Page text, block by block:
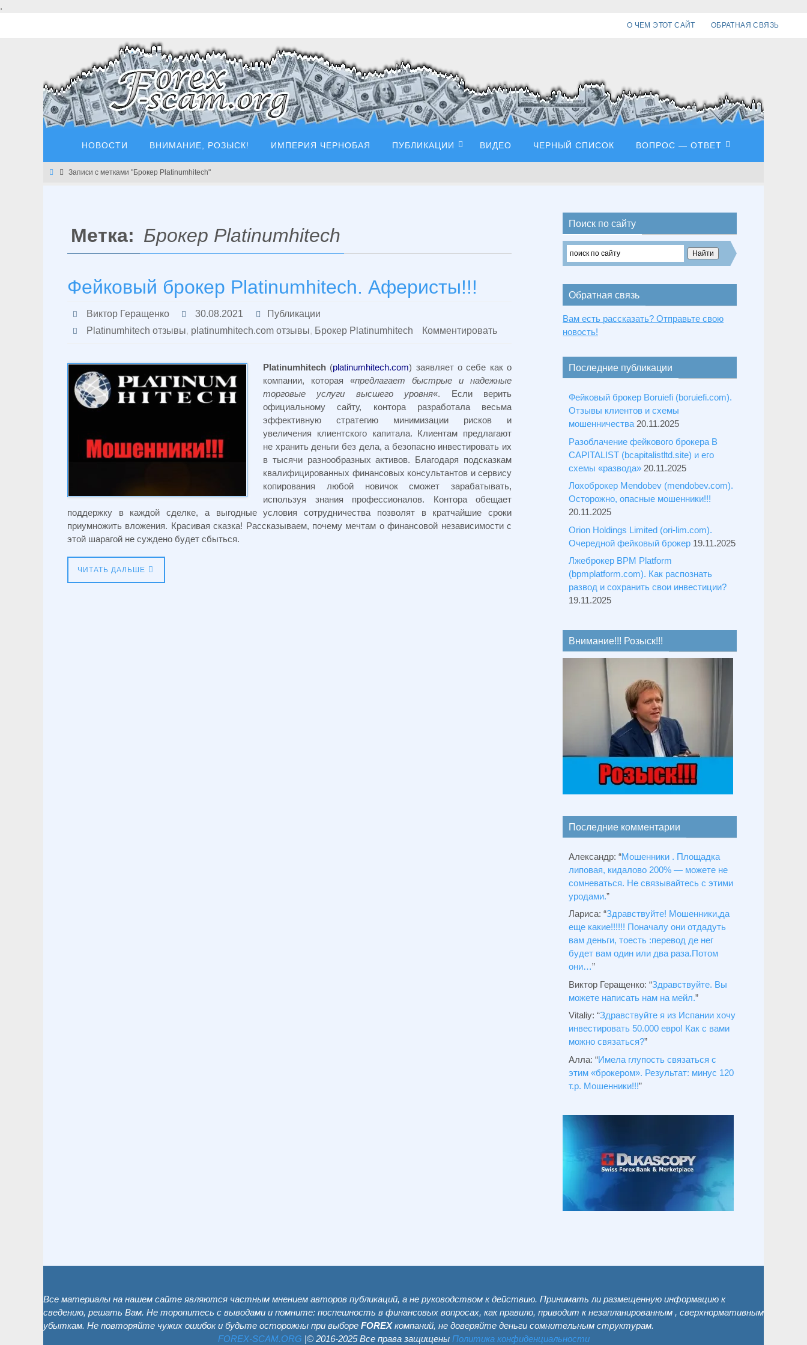
.
О ЧЕМ ЭТОТ САЙТ ОБРАТНАЯ СВЯЗЬ
НОВОСТИ ВНИМАНИЕ, РОЗЫСК! ИМПЕРИЯ ЧЕРНОБАЯ ПУБЛИКАЦИИ ВИДЕО ЧЕРНЫЙ СПИСОК ВОПРОС — ОТВЕТ
Главная
Записи с метками "Брокер Platinumhitech"
Метка: Брокер Platinumhitech
Фейковый брокер Platinumhitech. Аферисты!!!
Виктор Геращенко 30.08.2021
Публикации
Platinumhitech отзывы, platinumhitech.com отзывы, Брокер Platinumhitech Комментировать
Platinumhitech (platinumhitech.com) заявляет о себе как о
компании, которая «предлагает быстрые и надежные
торговые услуги высшего уровня«. Если верить
официальному сайту, контора разработала весьма
эффективную стратегию минимизации рисков и
увеличения клиентского капитала. Клиентам предлагают
не хранить деньги без дела, а безопасно инвестировать их
в тысячи разнообразных активов. Благодаря подсказкам
квалифицированных финансовых консультантов и сервису
копирования любой новичок сможет зарабатывать,
используя знания профессионалов. Контора обещает
поддержку в каждой сделке, а выгодные условия сотрудничества позволят в кратчайшие сроки
приумножить вложения. Красивая сказка! Рассказываем, почему мечтам о финансовой независимости с
этой шарагой не суждено будет сбыться.
ЧИТАТЬ ДАЛЬШЕ
Поиск по сайту
Обратная связь
Вам есть рассказать? Отправьте свою
новость!
Последние публикации
Фейковый брокер Boruiefi (boruiefi.com).
Отзывы клиентов и схемы
мошенничества 20.11.2025
Разоблачение фейкового брокера B
CAPITALIST (bcapitalistltd.site) и его
схемы «развода» 20.11.2025
Лохоброкер Mendobev (mendobev.com).
Осторожно, опасные мошенники!!!
20.11.2025
Orion Holdings Limited (ori-lim.com).
Очередной фейковый брокер 19.11.2025
Лжеброкер BPM Platform
(bpmplatform.com). Как распознать
развод и сохранить свои инвестиции?
19.11.2025
Внимание!!! Розыск!!!
Последние комментарии
Александр: “Мошенники . Площадка
липовая, кидалово 200% — можете не
сомневаться. Не связывайтесь с этими
уродами.”
Лариса: “Здравствуйтe! Мошенники,да
еще какие!!!!!! Поначалу они отдадуть
вам деньги, тоесть :перевод де нег
будет вам один или два раза.Потом
они…”
Виктор Геращенко: “Здравствуйте. Вы
можете написать нам на мейл.”
Vitaliy: “Здравствуйте я из Испании хочу
инвестировать 50.000 евро! Как с вами
можно связаться?”
Алла: “Имела глупость связаться с
этим «брокером». Результат: минус 120
т.р. Мошенники!!!”
Все материалы на нашем сайте являются частным мнением авторов публикаций, а не руководством к действию. Принимать ли размещенную информацию к
сведению, решать Вам. Не торопитесь с выводами и помните: поспешность в финансовых вопросах, как правило, приводит к незапланированным , сверхнормативным
убыткам. Не повторяйте чужих ошибок и будьте осторожны при выборе FOREXкомпаний, не доверяйте деньги сомнительным структурам.
FOREX-SCAM.ОRG |© 2016-2025 Все права защищены Политика конфиденциальности